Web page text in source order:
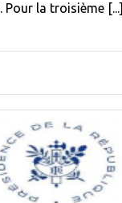
Pour la troisième [...]